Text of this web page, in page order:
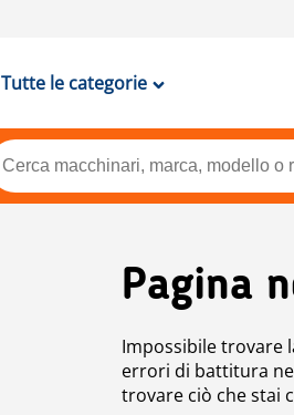
Tutte le categorie
Pagina
Impossibile trovare
errori di battitura
trovare ciò che stai